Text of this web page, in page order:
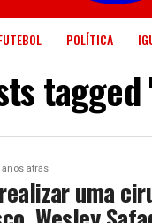
POLÍTICA
tagged
anos atrás
uma